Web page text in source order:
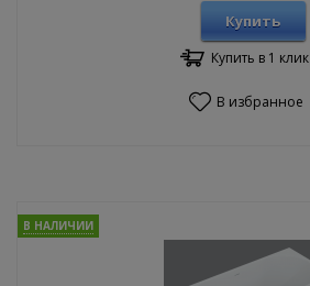
Купить
Купить в 1 клик
В избранное
В НАЛИЧИИ